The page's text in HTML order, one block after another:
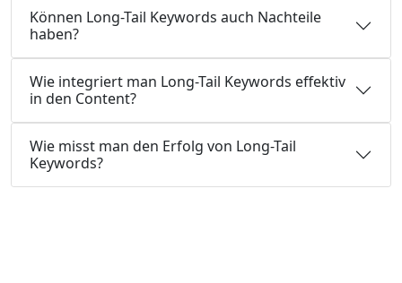
Können Long-Tail Keywords auch Nachteile
haben?
Wie integriert man Long-Tail Keywords effektiv
in den Content?
Wie misst man den Erfolg von Long-Tail
Keywords?